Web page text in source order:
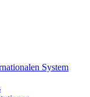
System